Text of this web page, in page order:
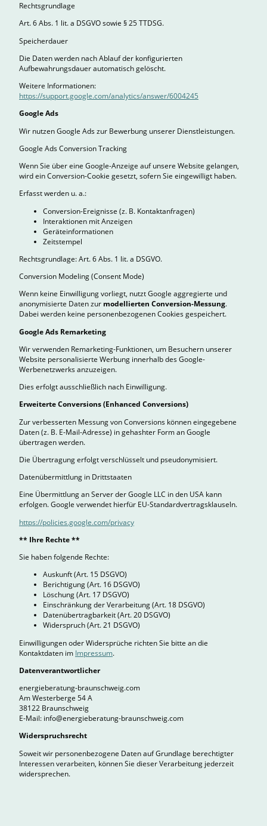
Rechtsgrundlage
Art. 6 Abs. 1 lit. a DSGVO sowie § 25 TTDSG.
Speicherdauer
Die Daten werden nach Ablauf der konfigurierten
Aufbewahrungsdauer automatisch gelöscht.
Weitere Informationen:
https://support.google.com/analytics/answer/6004245
Google Ads
Wir nutzen Google Ads zur Bewerbung unserer Dienstleistungen.
Google Ads Conversion Tracking
Wenn Sie über eine Google-Anzeige auf unsere Website gelangen,
wird ein Conversion-Cookie gesetzt, sofern Sie eingewilligt haben.
Erfasst werden u. a.:
Conversion-Ereignisse (z. B. Kontaktanfragen)
Interaktionen mit Anzeigen
Geräteinformationen
Zeitstempel
Rechtsgrundlage: Art. 6 Abs. 1 lit. a DSGVO.
Conversion Modeling (Consent Mode)
Wenn keine Einwilligung vorliegt, nutzt Google aggregierte und
anonymisierte Daten zur modellierten Conversion-Messung.
Dabei werden keine personenbezogenen Cookies gespeichert.
Google Ads Remarketing
Wir verwenden Remarketing-Funktionen, um Besuchern unserer
Website personalisierte Werbung innerhalb des Google-
Werbenetzwerks anzuzeigen.
Dies erfolgt ausschließlich nach Einwilligung.
Erweiterte Conversions (Enhanced Conversions)
Zur verbesserten Messung von Conversions können eingegebene
Daten (z. B. E-Mail-Adresse) in gehashter Form an Google
übertragen werden.
Die Übertragung erfolgt verschlüsselt und pseudonymisiert.
Datenübermittlung in Drittstaaten
Eine Übermittlung an Server der Google LLC in den USA kann
erfolgen. Google verwendet hierfür EU-Standardvertragsklauseln.
https://policies.google.com/privacy
** Ihre Rechte **
Sie haben folgende Rechte:
Auskunft (Art. 15 DSGVO)
Berichtigung (Art. 16 DSGVO)
Löschung (Art. 17 DSGVO)
Einschränkung der Verarbeitung (Art. 18 DSGVO)
Datenübertragbarkeit (Art. 20 DSGVO)
Widerspruch (Art. 21 DSGVO)
Einwilligungen oder Widersprüche richten Sie bitte an die
Kontaktdaten im Impressum.
Datenverantwortlicher
energieberatung-braunschweig.com
Am Westerberge 54 A
38122 Braunschweig
E-Mail: info@energieberatung-braunschweig.com
Widerspruchsrecht
Soweit wir personenbezogene Daten auf Grundlage berechtigter
Interessen verarbeiten, können Sie dieser Verarbeitung jederzeit
widersprechen.